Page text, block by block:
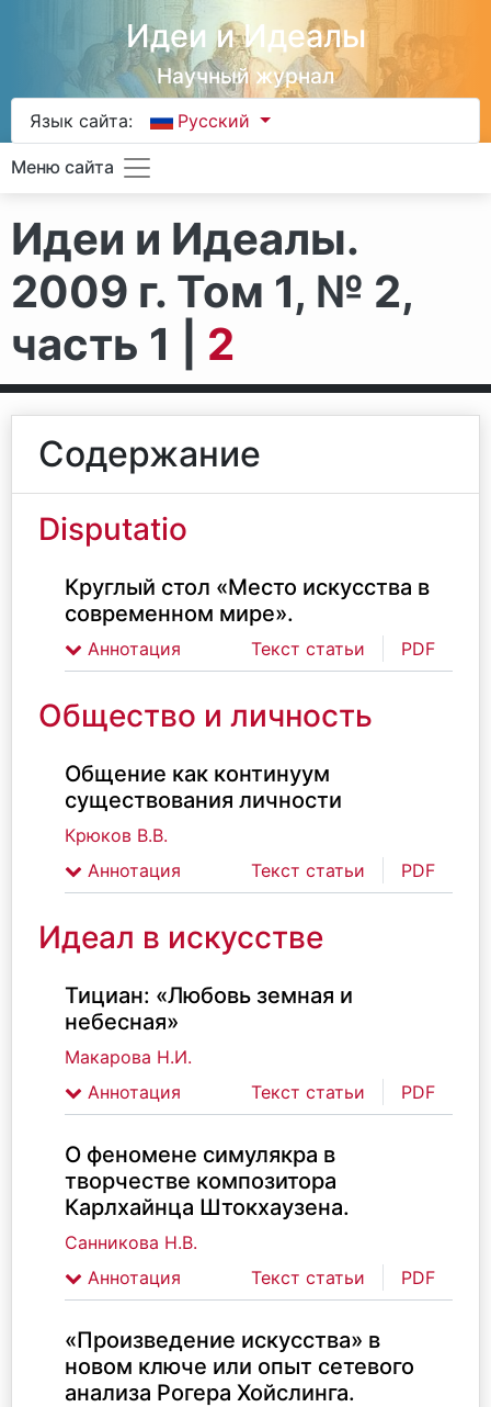
Идеи и Идеалы
Научный журнал
Язык сайта: Русский
Меню сайта
Идеи и Идеалы.
2009 г. Том 1, № 2,
часть 1 | 2
Содержание
Disputatio
Круглый стол «Место искусства в
современном мире».
Аннотация Текст статьи PDF
Общество и личность
Общение как континуум
существования личности
Крюков В.В.
Аннотация
Текст статьи PDF
Идеал в искусстве
Тициан: «Любовь земная и
небесная»
Макарова Н.И.
Аннотация
Текст статьи PDF
О феномене симулякра в
творчестве композитора
Карлхайнца Штокхаузена.
Санникова Н.В.
Аннотация
Текст статьи PDF
«Произведение искусства» в
новом ключе или опыт сетевого
анализа Рогера Хойслинга.